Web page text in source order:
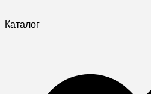
Каталог